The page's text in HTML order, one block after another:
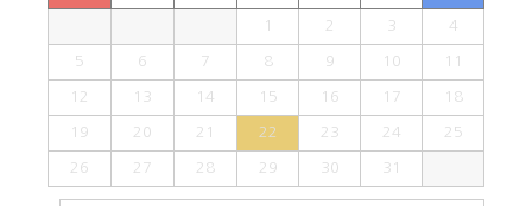
1 2 3 4
5 6 7 8 9 10 11
12 13 14 15 16 17 18
19 20 21 22 23 24 25
26 27 28 29 30 31